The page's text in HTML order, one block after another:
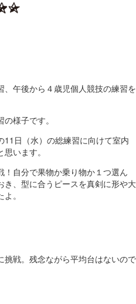
午後から４歳児個人競技の練習を
様子です。
日（水）の総練習に向けて室内
います。
！自分で果物か乗り物か１つ選ん
、型に合うピースを真剣に形や大
。
戦。残念ながら平均台はないので